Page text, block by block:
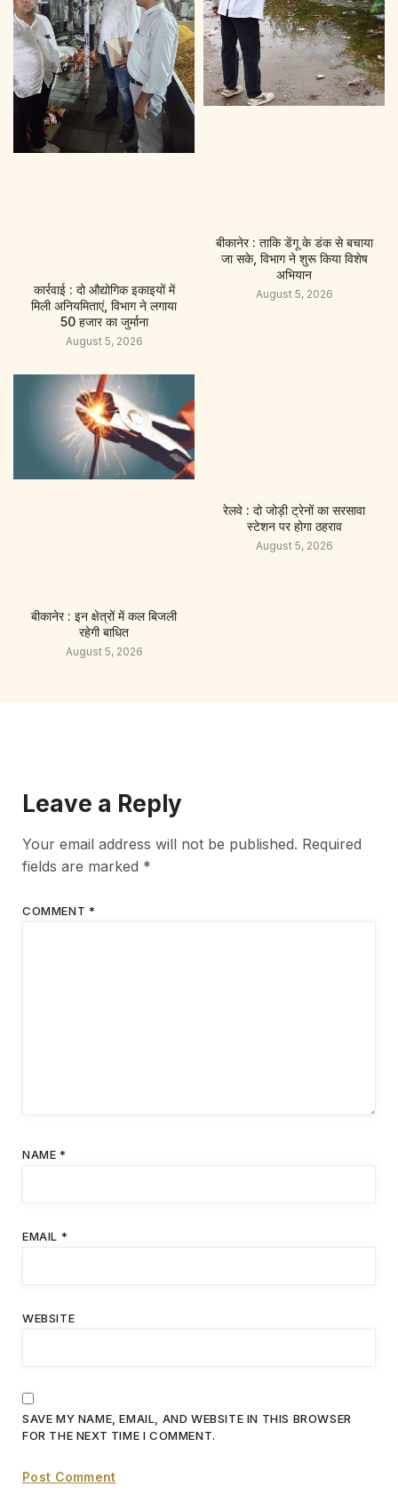
कार्रवाई : दो औद्योगिक इकाइयों में
मिली अनियमिताएं, विभाग ने लगाया
50 हजार का जुर्माना
August 5, 2026
बीकानेर : ताकि डेंगू के डंक से बचाया
जा सके, विभाग ने शुरू किया विशेष
अभियान
August 5, 2026
बीकानेर : इन क्षेत्रों में कल बिजली
रहेगी बाधित
August 5, 2026
रेलवे : दो जोड़ी ट्रेनों का सरसावा
स्टेशन पर होगा ठहराव
August 5, 2026
Leave a Reply
Your email address will not be published. Required
fields are marked *
COMMENT *
NAME *
EMAIL *
WEBSITE
SAVE MY NAME, EMAIL, AND WEBSITE IN THIS BROWSER
FOR THE NEXT TIME I COMMENT.